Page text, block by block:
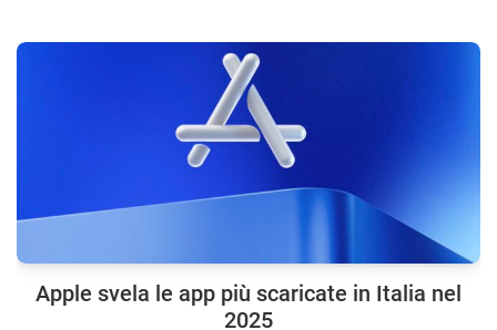
Apple svela le app più scaricate in Italia nel
2025